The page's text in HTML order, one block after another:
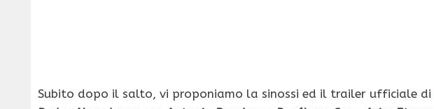
Subito dopo il salto, vi proponiamo la sinossi ed il trailer ufficiale di